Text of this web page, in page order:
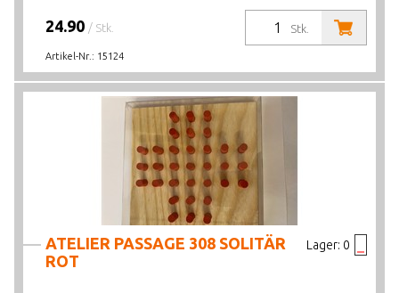
Stk.
24.90 / Stk.
Artikel-Nr.: 15124
Lager: 0
ATELIER PASSAGE 308 SOLITÄR
ROT